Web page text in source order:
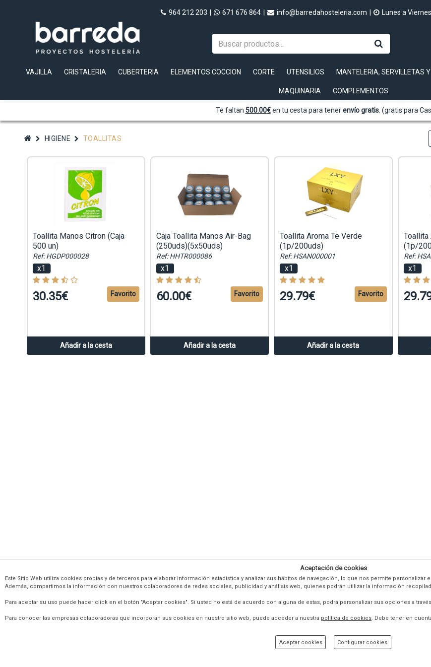
964 212 203 671 676 864 info@barredahosteleria.com Lunes a
VAJILLA CRISTALERIA CUBERTERIA ELEMENTOS COCCION CORTE UTENSILIOS MANTELERIA, SERVILLETAS
MAQUINARIA COMPLEMENTOS
Te faltan 500.00€en tu cesta para tenerenvío gratis. (gratis para
HIGIENE TOALLITAS
Toallita Manos Citron (Caja
500 un)
Ref: HGDP000028
x1
30.35€
Añadir a la cesta
Favorito
Caja Toallita Manos Air-Bag
(250uds)(5x50uds)
Ref: HHTR000086
x1
60.00€
Añadir a la cesta
Favorito
Toallita Aroma Te Verde
(1p/200uds)
Ref: HSAN000001
x1
29.79€
Añadir a la cesta
Favorito
Toallita
(1p/
Ref:
x1
CONTACTO
Aceptación de cookies
Este Sitio Web utiliza cookies propias y de terceros para elaborar información estadística y analizar sus hábitos de navegación, lo que nos permite
Además, compartimos la información con nuestros colaboradores de redes sociales, publicidad y análisis web, quienes podrán utilizar la información
Para aceptar su uso puede hacer click en el botón "Aceptar cookies". Si usted no está de acuerdo con alguna de estas, podrá personalizar sus opciones a
Para conocer las empresas colaboradoras que incorporan sus cookies en nuestro sitio web, puede acceder a nuestra política de cookies. Debe tener en
Aceptar cookies Configurar cookies